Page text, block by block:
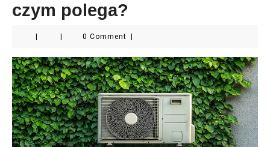
czym polega?
0 Comment